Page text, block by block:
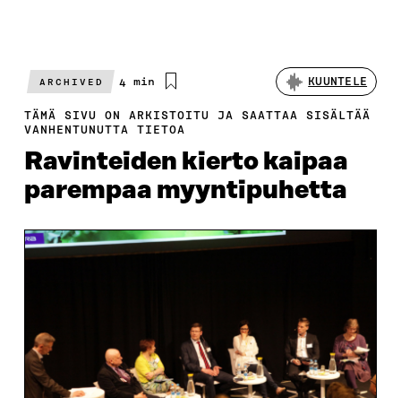
ARCHIVED
Arvioitu
4 min KUUNTELE
TÄMÄ SIVU ON ARKISTOITU JA SAATTAA SISÄLTÄÄ
VANHENTUNUTTA TIETOA
Ravinteiden kierto kaipaa
parempaa myyntipuhetta